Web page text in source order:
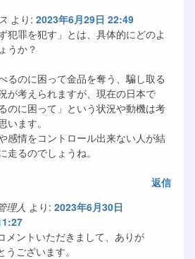
より: 2023年6月29日 22:49
犯罪を犯す」とは、具体的にどのよ
うか？
るのに困って金品を奪う、騙し取る
が考えられますが、現在の日本で
のに困って」という状況や動機は考
います。
感情をコントロール出来ない人が結
走るのでしょうね。
返信
理人 より: 2023年6月30日
メントいただきまして、ありが
うございます。